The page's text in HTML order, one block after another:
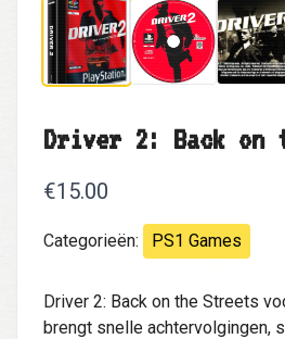
Driver 2: Back on
€15.00
Categorieën: PS1 Games
Driver 2: Back on the Streets
brengt snelle achtervolgingen,